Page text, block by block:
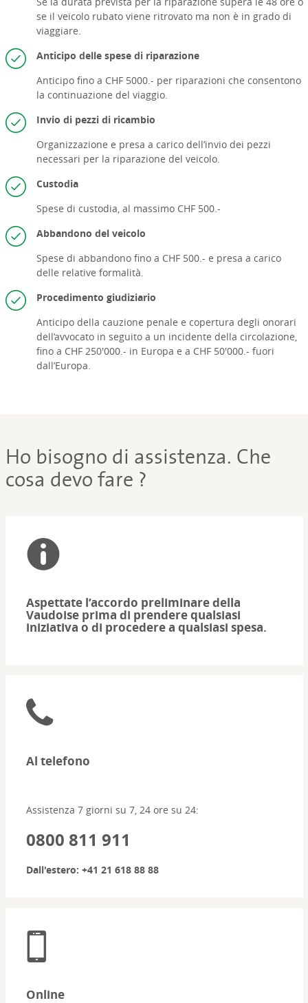
se il veicolo rubato viene ritrovato ma non è in grado di
viaggiare.
Anticipo delle spese di riparazione
Anticipo fino a CHF 5000.- per riparazioni che consentono
la continuazione del viaggio.
Invio di pezzi di ricambio
Organizzazione e presa a carico dell’invio dei pezzi
necessari per la riparazione del veicolo.
Custodia
Spese di custodia, al massimo CHF 500.-
Abbandono del veicolo
Spese di abbandono fino a CHF 500.- e presa a carico
delle relative formalità.
Procedimento giudiziario
Anticipo della cauzione penale e copertura degli onorari
dell’avvocato in seguito a un incidente della circolazione,
fino a CHF 250'000.- in Europa e a CHF 50'000.- fuori
dall’Europa.
Ho bisogno di assistenza. Che
cosa devo fare ?
Aspettate l’accordo preliminare della
Vaudoise prima di prendere qualsiasi
iniziativa o di procedere a qualsiasi spesa.
Al telefono
Assistenza 7 giorni su 7, 24 ore su 24:
0800 811 911
Dall'estero: +41 21 618 88 88
Online